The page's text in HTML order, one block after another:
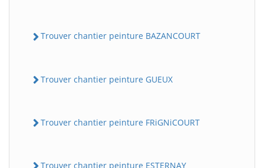
Trouver chantier peinture BAZANCOURT
Trouver chantier peinture GUEUX
Trouver chantier peinture FRiGNiCOURT
Trouver chantier peinture ESTERNAY